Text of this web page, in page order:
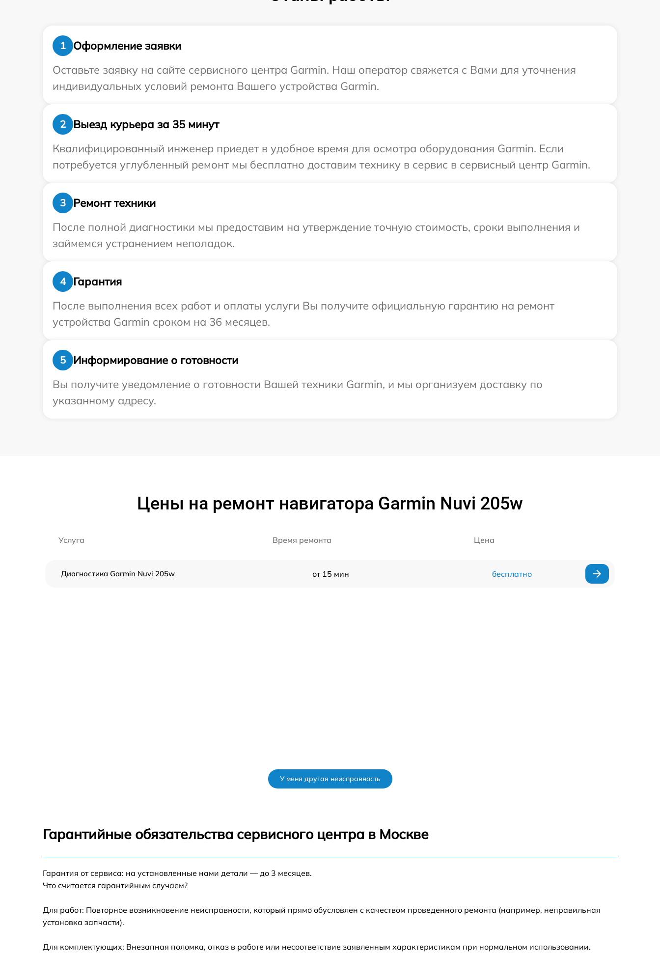
1
Оформление заявки
Оставьте заявку на сайте сервисного центра Garmin. Наш оператор свяжется с Вами для уточнения
индивидуальных условий ремонта Вашего устройства Garmin.
2
Выезд курьера за 35 минут
Квалифицированный инженер приедет в удобное время для осмотра оборудования Garmin. Если
потребуется углубленный ремонт мы бесплатно доставим технику в сервис в сервисный центр Garmin.
3
Ремонт техники
После полной диагностики мы предоставим на утверждение точную стоимость, сроки выполнения и
займемся устранением неполадок.
4
Гарантия
После выполнения всех работ и оплаты услуги Вы получите официальную гарантию на ремонт
устройства Garmin сроком на 36 месяцев.
5
Информирование о готовности
Вы получите уведомление о готовности Вашей техники Garmin, и мы организуем доставку по
указанному адресу.
Цены на ремонт навигатора Garmin Nuvi 205w
Услуга Время ремонта Цена
Диагностика Garmin Nuvi 205w от 15 мин бесплатно
У меня другая неисправность
Гарантийные обязательства сервисного центра в Москве
Гарантия от сервиса: на установленные нами детали — до 3 месяцев.
Что считается гарантийным случаем?
Для работ: Повторное возникновение неисправности, который прямо обусловлен с качеством проведенного ремонта (например, неправильная
установка запчасти).
Для комплектующих: Внезапная поломка, отказ в работе или несоответствие заявленным характеристикам при нормальном использовании.